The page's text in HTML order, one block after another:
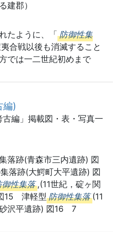
建郡）
たように、「 防御性集
夷合戦以後も消滅すること
では一二世紀初めまで
編)
古編」掲載図・表・写真一
落跡(青森市三内遺跡) 図
落跡(大鰐町大平遺跡) 図
御性集落 ,(11世紀，碇ヶ関
15 津軽型 防御性集落 (11
沢平遺跡) 図16 7